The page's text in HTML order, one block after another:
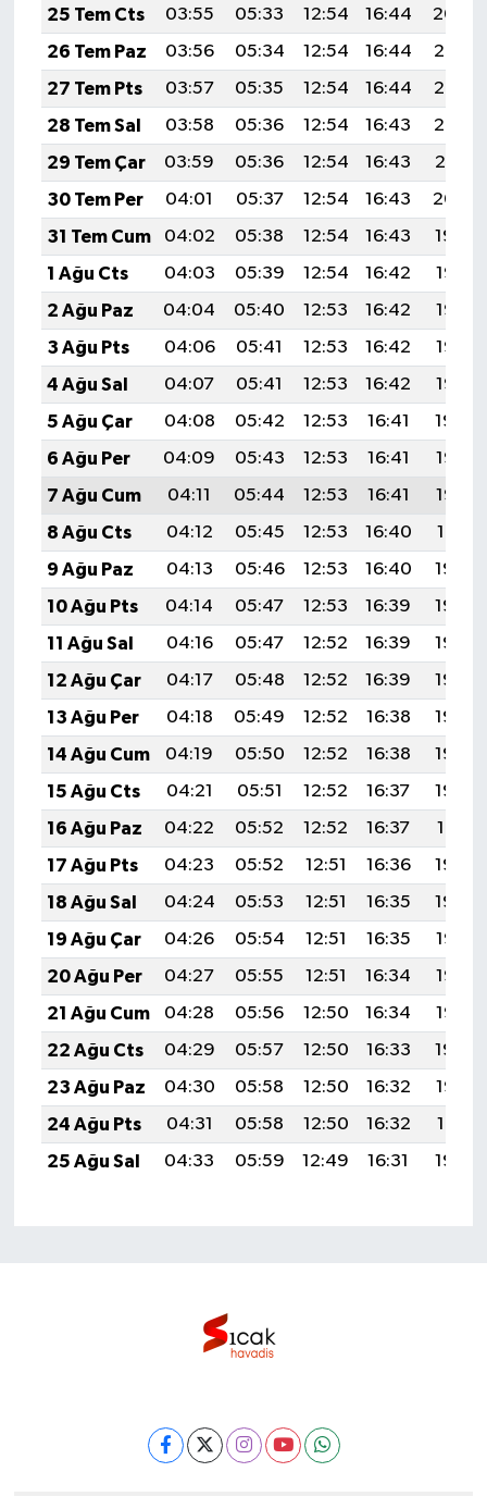
25 Tem Cts
03:55 05:33 12:54 16:44
20:04
26 Tem Paz
03:56 05:34 12:54 16:44
20:03
27 Tem Pts
03:57 05:35 12:54 16:44
20:03
28 Tem Sal
03:58 05:36 12:54 16:43
20:02
29 Tem Çar
03:59 05:36 12:54 16:43
20:01
30 Tem Per
04:01 05:37 12:54 16:43
20:00
31 Tem Cum
04:02 05:38 12:54 16:43
19:59
1 Ağu Cts
04:03 05:39 12:54 16:42
19:58
2 Ağu Paz
04:04 05:40 12:53 16:42
19:57
3 Ağu Pts
04:06 05:41 12:53 16:42
19:56
4 Ağu Sal
04:07 05:41 12:53 16:42
19:55
5 Ağu Çar
04:08 05:42 12:53 16:41
19:54
6 Ağu Per
04:09 05:43 12:53 16:41
19:53
7 Ağu Cum
04:11 05:44 12:53 16:41
19:52
8 Ağu Cts
04:12 05:45 12:53 16:40
19:51
9 Ağu Paz
04:13 05:46 12:53 16:40
19:50
10 Ağu Pts
04:14 05:47 12:53 16:39
19:49
11 Ağu Sal
04:16 05:47 12:52 16:39
19:48
12 Ağu Çar
04:17 05:48 12:52 16:39
19:46
13 Ağu Per
04:18 05:49 12:52 16:38
19:45
14 Ağu Cum
04:19 05:50 12:52 16:38
19:44
15 Ağu Cts
04:21 05:51 12:52 16:37
19:43
16 Ağu Paz
04:22 05:52 12:52 16:37
19:41
17 Ağu Pts
04:23 05:52 12:51 16:36
19:40
18 Ağu Sal
04:24 05:53 12:51 16:35
19:39
19 Ağu Çar
04:26 05:54 12:51 16:35
19:38
20 Ağu Per
04:27 05:55 12:51 16:34
19:36
21 Ağu Cum
04:28 05:56 12:50 16:34
19:35
22 Ağu Cts
04:29 05:57 12:50 16:33
19:34
23 Ağu Paz
04:30 05:58 12:50 16:32
19:32
24 Ağu Pts
04:31 05:58 12:50 16:32
19:31
25 Ağu Sal
04:33 05:59 12:49 16:31 19:29